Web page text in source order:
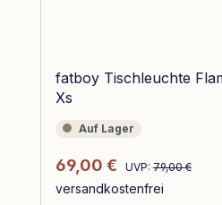
fatboy Tischleuchte
Xs
Auf Lager
Auf Lager
Verkaufspreis:
69,00 € Regulärer Preis:
UVP: 79,00 €
versandkostenfrei